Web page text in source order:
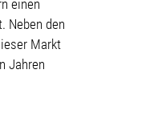
einen
Neben den
Markt
Jahren